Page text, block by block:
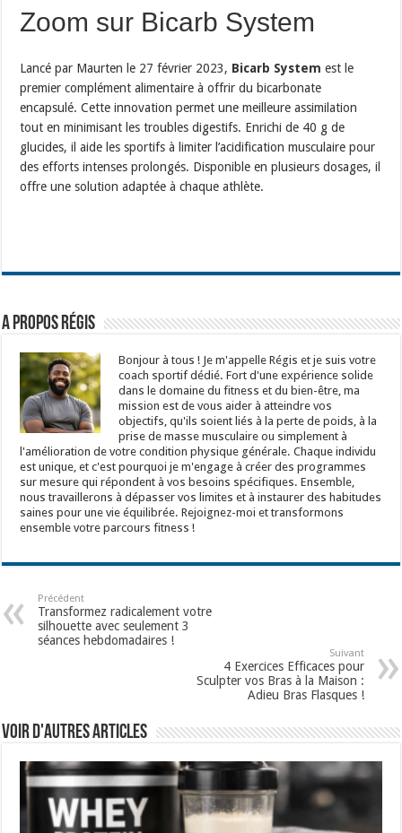
Zoom sur Bicarb System
Lancé par Maurten le 27 février 2023, Bicarb System est le
premier complément alimentaire à offrir du bicarbonate
encapsulé. Cette innovation permet une meilleure assimilation
tout en minimisant les troubles digestifs. Enrichi de 40 g de
glucides, il aide les sportifs à limiter l’acidification musculaire pour
des efforts intenses prolongés. Disponible en plusieurs dosages, il
offre une solution adaptée à chaque athlète.
A propos Régis
Bonjour à tous ! Je m'appelle Régis et je suis votre
coach sportif dédié. Fort d'une expérience solide
dans le domaine du fitness et du bien-être, ma
mission est de vous aider à atteindre vos
objectifs, qu'ils soient liés à la perte de poids, à la
prise de masse musculaire ou simplement à
l'amélioration de votre condition physique générale. Chaque individu
est unique, et c'est pourquoi je m'engage à créer des programmes
sur mesure qui répondent à vos besoins spécifiques. Ensemble,
nous travaillerons à dépasser vos limites et à instaurer des habitudes
saines pour une vie équilibrée. Rejoignez-moi et transformons
ensemble votre parcours fitness !
Précédent
Transformez radicalement votre
silhouette avec seulement 3
séances hebdomadaires !
Suivant
4 Exercices Efficaces pour
Sculpter vos Bras à la Maison :
Adieu Bras Flasques !
Voir d'autres articles